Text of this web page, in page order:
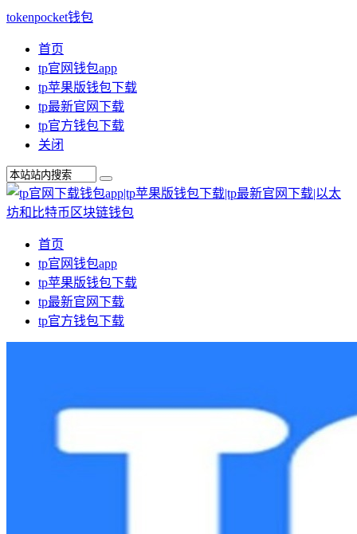
tokenpocket钱包
首页
tp官网钱包app
tp苹果版钱包下载
tp最新官网下载
tp官方钱包下载
关闭
首页
tp官网钱包app
tp苹果版钱包下载
tp最新官网下载
tp官方钱包下载